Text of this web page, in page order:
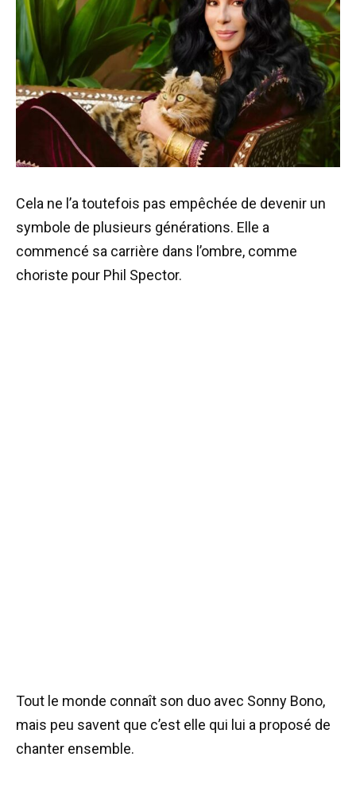
Cela ne l’a toutefois pas empêchée de devenir un
symbole de plusieurs générations. Elle a
commencé sa carrière dans l’ombre, comme
choriste pour Phil Spector.
Tout le monde connaît son duo avec Sonny Bono,
mais peu savent que c’est elle qui lui a proposé de
chanter ensemble.